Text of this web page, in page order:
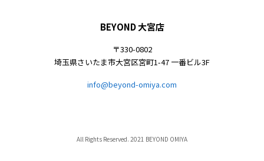
BEYOND 大宮店
〒330-0802
埼玉県さいたま市大宮区宮町1-47 一番ビル3F
info@beyond-omiya.com
All Rights Reserved. 2021 BEYOND OMIYA